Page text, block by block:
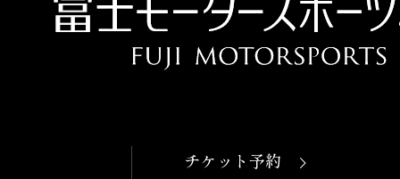
本日開館